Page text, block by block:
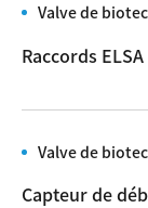
Valve de
Raccords
Valve de
Capteur de